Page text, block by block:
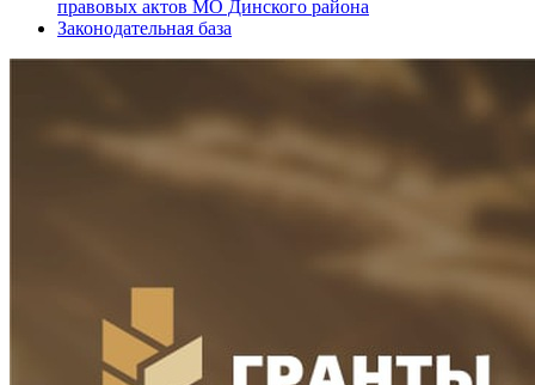
правовых актов МО Динского района
Законодательная база